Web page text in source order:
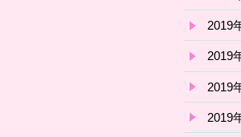
2019
2019
2019
2019